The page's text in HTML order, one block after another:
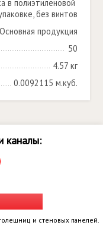
в полиэтиленовой
без винтов
Основная продукция
50
4.57 кг
0.0092115 м.куб.
каналы:
и стеновых панелей.